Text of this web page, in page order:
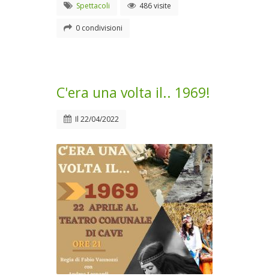
Spettacoli 486 visite
0 condivisioni
C'era una volta il.. 1969!
Il 22/04/2022